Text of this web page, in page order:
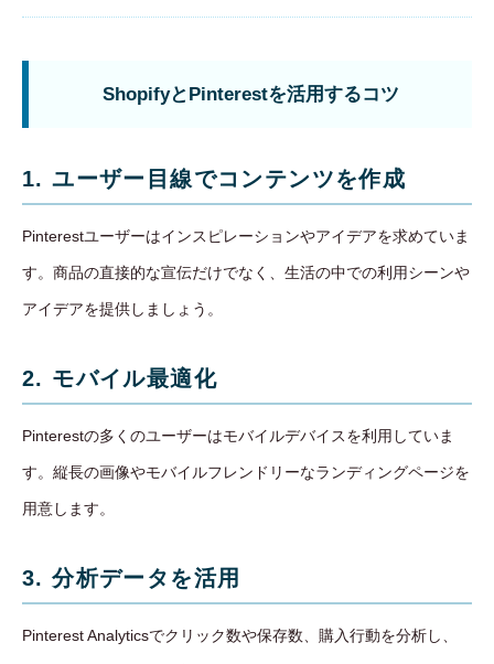
ShopifyとPinterestを活用するコツ
1. ユーザー目線でコンテンツを作成
Pinterestユーザーはインスピレーションやアイデアを求めていま
す。商品の直接的な宣伝だけでなく、生活の中での利用シーンや
アイデアを提供しましょう。
2. モバイル最適化
Pinterestの多くのユーザーはモバイルデバイスを利用していま
す。縦長の画像やモバイルフレンドリーなランディングページを
用意します。
3. 分析データを活用
Pinterest Analyticsでクリック数や保存数、購入行動を分析し、